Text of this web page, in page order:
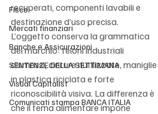
Fisco
Mercati finanziari
Banche e Assicurazioni
SENTENZE DELLA SETTIMANA
Visual Capitalist
Comunicati stampa BANCA ITALIA
recuperati, componenti lavabili e
destinazione d’uso precisa.
L’oggetto conserva la grammatica
del marchio: teloni industriali
dismessi, cinture riutilizzate, maniglie
in plastica riciclata e forte
riconoscibilità visiva. La differenza è
che il tema alimentare impone